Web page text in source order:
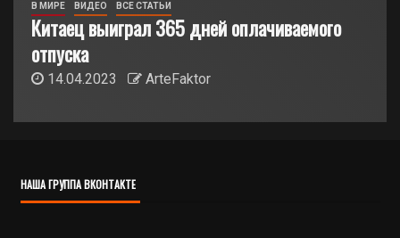
В МИРЕ ВИДЕО ВСЕ СТАТЬИ
Китаец выиграл 365 дней оплачиваемого
отпуска
14.04.2023 ArteFaktor
НАША ГРУППА ВКОНТАКТЕ